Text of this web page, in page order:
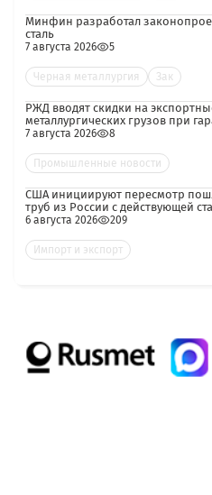
Минфин разработал
сталь
7 августа 2026 5
Черная металлургия Зак
РЖД вводят скидки на
металлургических грузов при
7 августа 2026 8
Промышленные новости
США инициируют пересмотр
труб из России с действующей
6 августа 2026 209
Импорт и экспорт